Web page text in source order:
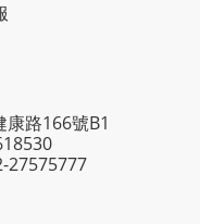
路166號B1
27575777